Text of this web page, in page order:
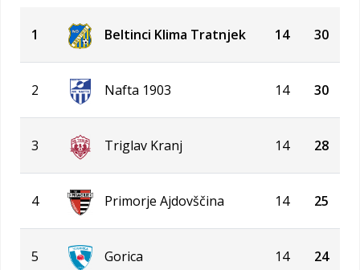
1 Beltinci Klima Tratnjek 14 30
2 Nafta 1903 14 30
3 Triglav Kranj 14 28
4 Primorje Ajdovščina 14 25
5 Gorica 14 24